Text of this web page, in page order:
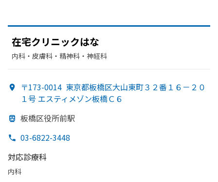
在宅クリニックはな
内科・​皮膚科・​精神科・神経科
〒173-0014 東京都板橋区大山東町３２番１６－２０
１号 エスティメゾン板橋Ｃ６
板橋区役所前駅
03-6822-3448
対応診療科
内科